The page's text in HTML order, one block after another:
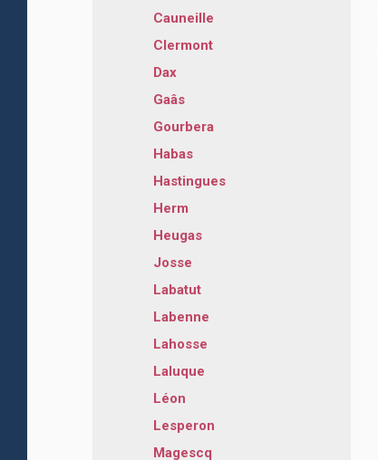
Cauneille
Clermont
Dax
Gaâs
Gourbera
Habas
Hastingues
Herm
Heugas
Josse
Labatut
Labenne
Lahosse
Laluque
Léon
Lesperon
Magescq